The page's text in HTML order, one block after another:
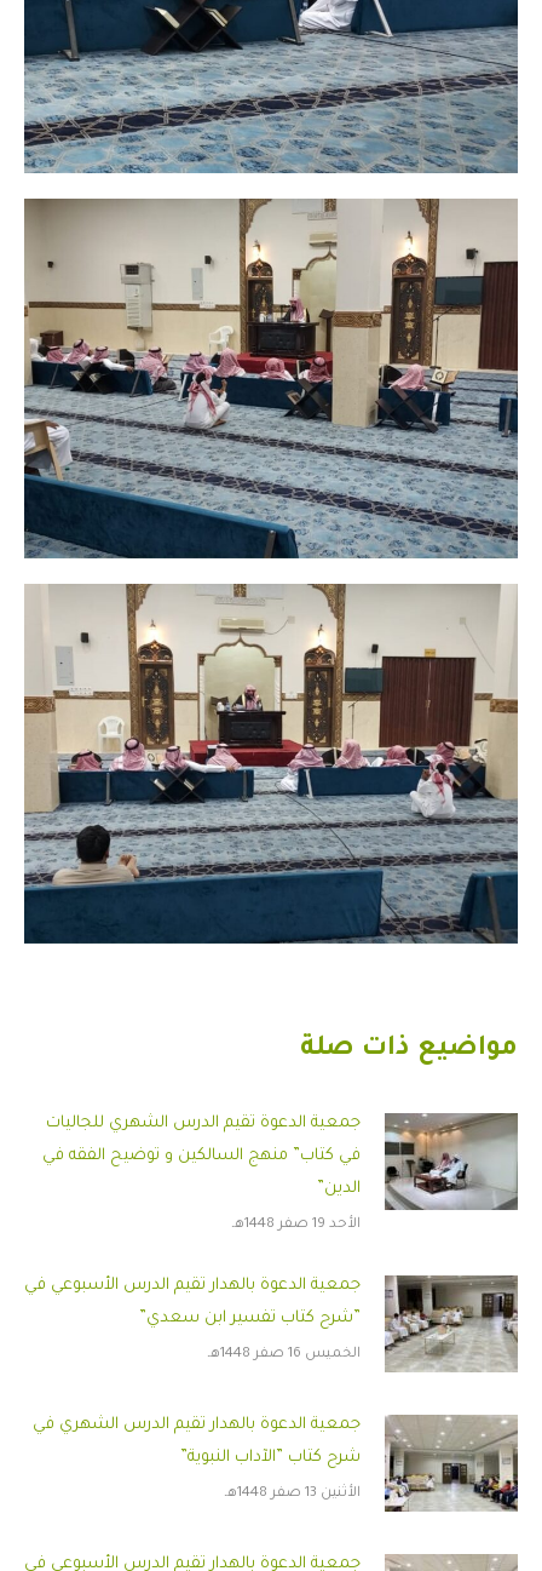
مواضيع ذات صلة
جمعية الدعوة تقيم الدرس الشهري للجاليات
في كتاب” منهج السالكين و توضيح الفقه في
الدين”
الأحد 19 صفر 1448هـ
جمعية الدعوة بالهدار تقيم الدرس الأسبوعي في
”شرح كتاب تفسير ابن سعدي”
الخميس 16 صفر 1448هـ
جمعية الدعوة بالهدار تقيم الدرس الشهري في
شرح كتاب ”الآداب النبوية”
الأثنين 13 صفر 1448هـ
جمعية الدعوة بالهدار تقيم الدرس الأسبوعي في